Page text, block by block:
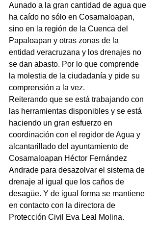
Aunado a la gran cantidad de agua que
ha caído no sólo en Cosamaloapan,
sino en la región de la Cuenca del
Papaloapan y otras zonas de la
entidad veracruzana y los drenajes no
se dan abasto. Por lo que comprende
la molestia de la ciudadanía y pide su
comprensión a la vez.
Reiterando que se está trabajando con
las herramientas disponibles y se está
haciendo un gran esfuerzo en
coordinación con el regidor de Agua y
alcantarillado del ayuntamiento de
Cosamaloapan Héctor Fernández
Andrade para desazolvar el sistema de
drenaje al igual que los caños de
desagüe. Y de igual forma se mantiene
en contacto con la directora de
Protección Civil Eva Leal Molina.